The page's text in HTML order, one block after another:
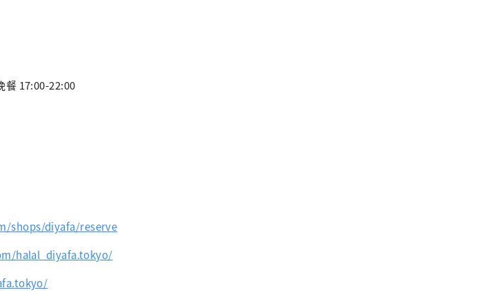
餐 17:00-22:00
shops/diyafa/reserve
halal_diyafa.tokyo/